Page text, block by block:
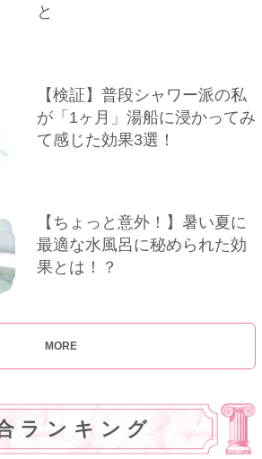
と
【検証】普段シャワー派の私
が「1ヶ月」湯船に浸かってみ
て感じた効果3選！
【ちょっと意外！】暑い夏に
最適な水風呂に秘められた効
果とは！？
MORE
ランキング